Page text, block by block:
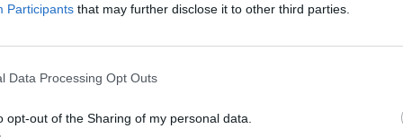
Participants that may further disclose it to other third parties.
Data Processing Opt Outs
opt-out of the Sharing of my personal data.
οποίο ο Όμιλος AKTOR ήδη κινήθηκε δυναμικά,
ακινήτων από την εταιρεία PRODEA, αξίας 600 εκατ.
μηδενός ανάπτυξη ακινήτων, αλλά η αγορά
μισθωτές - ώστε να προσθέσουν
και να προσφέρουν αυξημένα κέρδη προ φόρων,